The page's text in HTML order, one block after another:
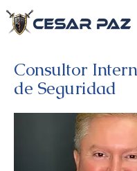
Consultor
de Seguridad